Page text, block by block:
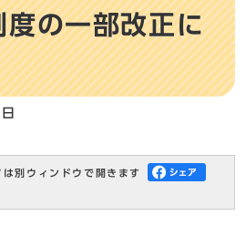
度の一部改正に
別ウィンドウで開きます